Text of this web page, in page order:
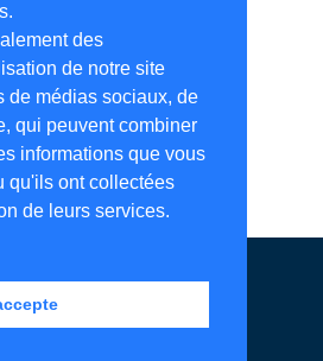
des
de notre site
de médias sociaux, de
qui peuvent combiner
informations que vous
qu'ils ont collectées
de leurs services.
Contact